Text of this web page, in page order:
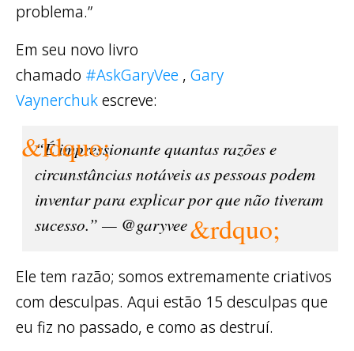
problema.”
Em seu novo livro
chamado #AskGaryVee , Gary
Vaynerchukescreve:
“É impressionante quantas razões e
circunstâncias notáveis ​​as pessoas podem
inventar para explicar por que não tiveram
sucesso.” — @garyvee
Ele tem razão; somos extremamente criativos
com desculpas. Aqui estão 15 desculpas que
eu fiz no passado, e como as destruí.